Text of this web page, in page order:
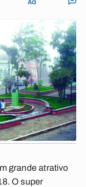
grande atrativo
O super